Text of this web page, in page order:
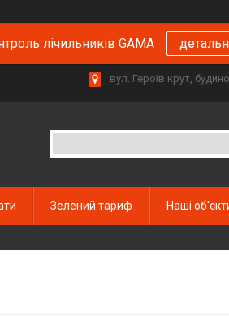
лічильників GAMA
вул. Героїв крут,
Зелений тариф Наші